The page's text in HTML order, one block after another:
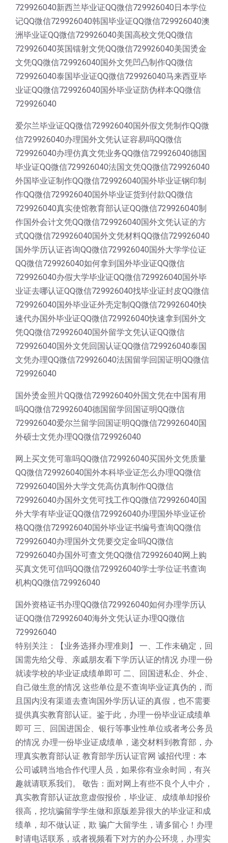
729926040新西兰毕业证QQ微信729926040日本学位
记QQ微信729926040韩国毕业证QQ微信729926040澳
洲毕业证QQ微信729926040美国高校文凭QQ微信
729926040英国镭射文凭QQ微信729926040美国烫金
文凭QQ微信729926040国外文凭凹凸制作QQ微信
729926040泰国毕业证QQ微信729926040马来西亚毕
业证QQ微信729926040国外毕业证防伪样本QQ微信
729926040
爱尔兰毕业证QQ微信729926040国外假文凭制作QQ微
信729926040办理国外文凭认证容易吗QQ微信
729926040办理仿真文凭业务QQ微信729926040德国
毕业证QQ微信729926040法国文凭QQ微信729926040
外国毕业证制作QQ微信729926040国外毕业证钢印制
作QQ微信729926040国外毕业证货到付款QQ微信
729926040真实使馆教育部认证QQ微信729926040制
作国外会计文凭QQ微信729926040国外文凭认证的方
式QQ微信729926040国外文凭材料QQ微信729926040
国外学历认证咨询QQ微信729926040国外大学学位证
QQ微信729926040如何拿到国外毕业证QQ微信
729926040办假大学毕业证QQ微信729926040国外毕
业证去哪认证QQ微信729926040找毕业证封皮QQ微信
729926040国外毕业证外壳定制QQ微信729926040快
速代办国外毕业证QQ微信729926040快速拿到国外文
凭QQ微信729926040国外留学文凭认证QQ微信
729926040国外文凭回国认证QQ微信729926040泰国
文凭办理QQ微信729926040法国留学回国证明QQ微信
729926040
国外烫金照片QQ微信729926040外国文凭在中国有用
吗QQ微信729926040德国留学回国证明QQ微信
729926040爱尔兰留学回国证明QQ微信729926040国
外硕士文凭办理QQ微信729926040
网上买文凭可靠吗QQ微信729926040买国外文凭质量
QQ微信729926040国外本科毕业证怎么办理QQ微信
729926040国外大学文凭高仿真制作QQ微信
729926040办国外文凭可找工作QQ微信729926040国
外大学有毕业证QQ微信729926040办理国外毕业证价
格QQ微信729926040国外毕业证书编号查询QQ微信
729926040办理国外文凭要交定金吗QQ微信
729926040办国外可查文凭QQ微信729926040网上购
买真文凭可信吗QQ微信729926040学士学位证书查询
机构QQ微信729926040
国外资格证书办理QQ微信729926040如何办理学历认
证QQ微信729926040海外文凭认证办理QQ微信
729926040
特别关注：【业务选择办理准则】 一、工作未确定，回
国需先给父母、亲戚朋友看下学历认证的情况 办理一份
就读学校的毕业证成绩单即可 二、回国进私企、外企、
自己做生意的情况 这些单位是不查询毕业证真伪的，而
且国内没有渠道去查询国外学历认证的真假，也不需要
提供真实教育部认证。鉴于此，办理一份毕业证成绩单
即可 三、回国进国企、银行等事业性单位或者考公务员
的情况 办理一份毕业证成绩单，递交材料到教育部，办
理真实教育部认证 教育部学历认证官网 诚招代理：本
公司诚聘当地合作代理人员，如果你有业余时间，有兴
趣就请联系我们。 敬告：面对网上有些不良个人中介，
真实教育部认证故意虚假报价，毕业证、成绩单却报价
很高，挖坑骗留学学生做和原版差异很大的毕业证和成
绩单，却不做认证，欺 骗广大留学生，请多留心！办理
时请电话联系，或者视频看下对方的办公环境，办理实